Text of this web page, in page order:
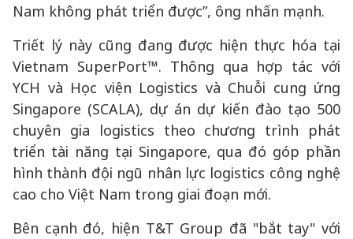
Nam không phát triển được”, ông nhấn mạnh.
Triết lý này cũng đang được hiện thực hóa tại
Vietnam SuperPort™. Thông qua hợp tác với
YCH và Học viện Logistics và Chuỗi cung ứng
Singapore (SCALA), dự án dự kiến đào tạo 500
chuyên gia logistics theo chương trình phát
triển tài năng tại Singapore, qua đó góp phần
hình thành đội ngũ nhân lực logistics công nghệ
cao cho Việt Nam trong giai đoạn mới.
Bên cạnh đó, hiện T&T Group đã "bắt tay" với